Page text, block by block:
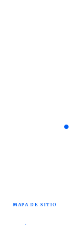
MAPA DE SITIO